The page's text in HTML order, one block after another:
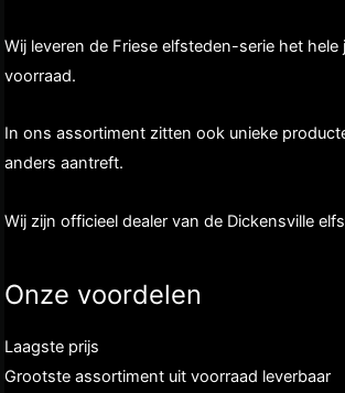
Wij leveren de Friese elfsteden-serie het hele
voorraad.
In ons assortiment zitten ook unieke
anders aantreft.
Wij zijn officieel dealer van de Dickensville
Onze voordelen
Laagste prijs
Grootste assortiment uit voorraad leverbaar